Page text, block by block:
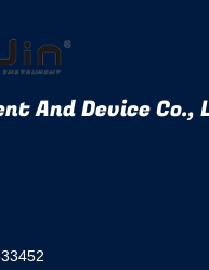
And Device Co.,